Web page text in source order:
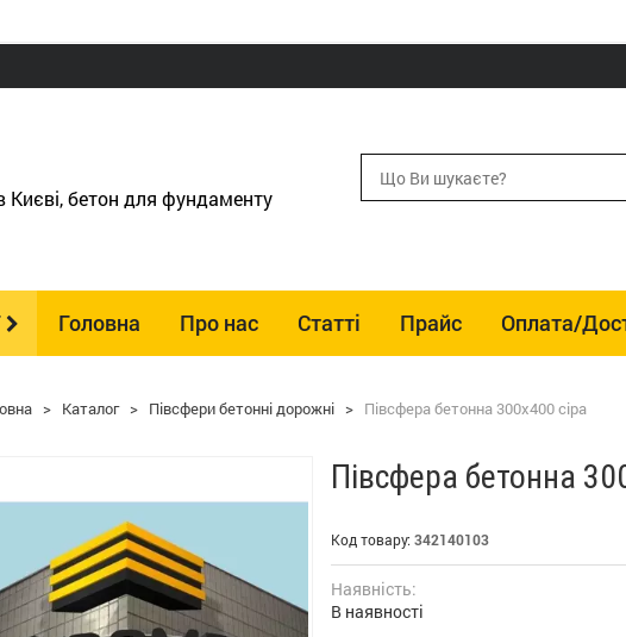
Києві, бетон для фундаменту
Головна Про нас Статті Прайс Оплата/
> Каталог > Півсфери бетонні дорожні > Півсфера бетонна 300х400 сіра
Півсфера бетонна
Код товару: 342140103
Наявність:
В наявності